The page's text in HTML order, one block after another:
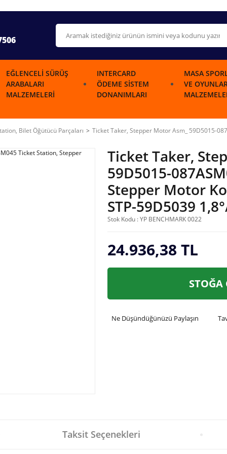
EĞLENCELI SÜRÜŞ
ARABALARI
MALZEMELERI
INTERCARD
ÖDEME SISTEM
DONANIMLARI
MASA
VE
Bilet Öğütücü Parçaları Ticket Taker, Stepper Motor Asm_ 59D5015-
Ticket Taker,
59D5015-
Stepper Motor
STP-59D5039
Stok Kodu : YP BENCHMARK 0022
24.936,38 TL
STOĞA
Ne Düşündüğünüzü Paylaşın
Taksit Seçenekleri